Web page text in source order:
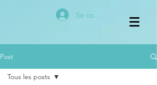
Se connecter
Post
Tous les posts